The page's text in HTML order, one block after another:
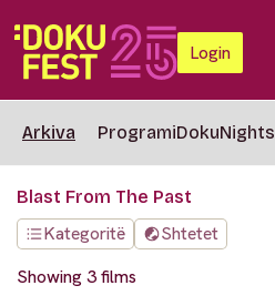
Login
Arkiva ProgramiDokuNights
Blast From The Past
Kategoritë
Shtetet
Showing 3 films